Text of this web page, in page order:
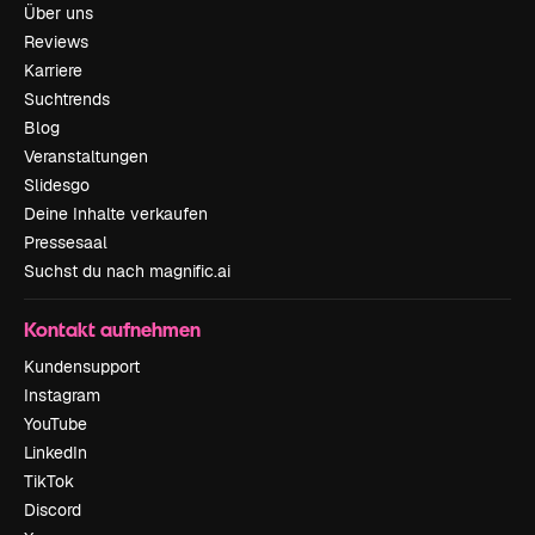
Über uns
Reviews
Karriere
Suchtrends
Blog
Veranstaltungen
Slidesgo
Deine Inhalte verkaufen
Pressesaal
Suchst du nach magnific.ai
Kontakt aufnehmen
Kundensupport
Instagram
YouTube
LinkedIn
TikTok
Discord